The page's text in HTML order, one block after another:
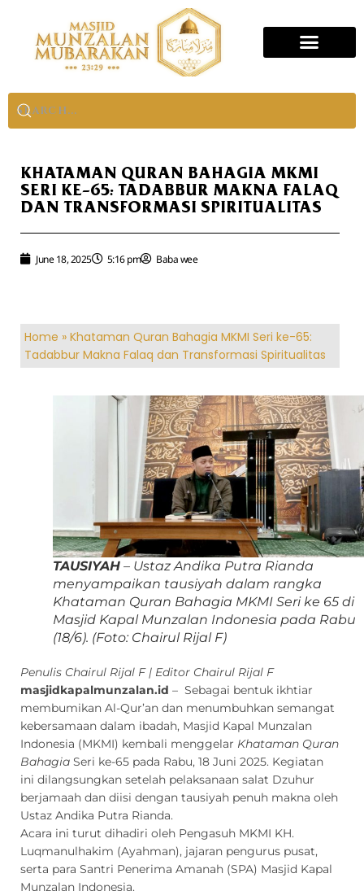
KHATAMAN QURAN BAHAGIA MKMI
SERI KE-65: TADABBUR MAKNA FALAQ
DAN TRANSFORMASI SPIRITUALITAS
June 18, 2025 5:16 pm Baba wee
Home » Khataman Quran Bahagia MKMI Seri ke-65:
Tadabbur Makna Falaq dan Transformasi Spiritualitas
TAUSIYAH – Ustaz Andika Putra Rianda
menyampaikan tausiyah dalam rangka
Khataman Quran Bahagia MKMI Seri ke 65 di
Masjid Kapal Munzalan Indonesia pada Rabu
(18/6). (Foto: Chairul Rijal F)
Penulis Chairul Rijal F | Editor Chairul Rijal F
masjidkapalmunzalan.id – Sebagai bentuk ikhtiar
membumikan Al-Qur’an dan menumbuhkan semangat
kebersamaan dalam ibadah, Masjid Kapal Munzalan
Indonesia (MKMI) kembali menggelar Khataman Quran
Bahagia Seri ke-65 pada Rabu, 18 Juni 2025. Kegiatan
ini dilangsungkan setelah pelaksanaan salat Dzuhur
berjamaah dan diisi dengan tausiyah penuh makna oleh
Ustaz Andika Putra Rianda.
Acara ini turut dihadiri oleh Pengasuh MKMI KH.
Luqmanulhakim (Ayahman), jajaran pengurus pusat,
serta para Santri Penerima Amanah (SPA) Masjid Kapal
Munzalan Indonesia.